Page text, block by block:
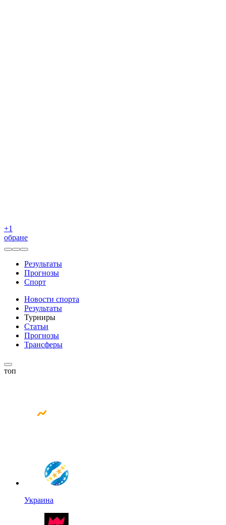
+1
обране
Результаты
Прогнозы
Спорт
Новости спорта
Результаты
Турниры
Статьи
Прогнозы
Трансферы
топ
Украина